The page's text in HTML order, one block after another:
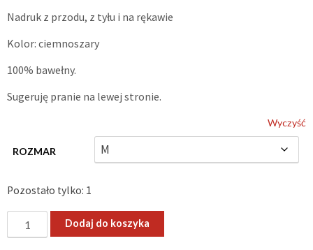
Nadruk z przodu, z tyłu i na rękawie
Kolor: ciemnoszary
100% bawełny.
Sugeruję pranie na lewej stronie.
ROZMAR
Wyczyść
Pozostało tylko: 1
„George
Dodaj do koszyka